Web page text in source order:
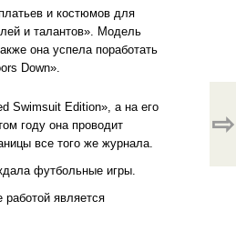
и костюмов для
и талантов». Модель
она успела поработать
Down».
Swimsuit Edition», а на его
году она проводит
все того же журнала.
футбольные игры.
является
⇨